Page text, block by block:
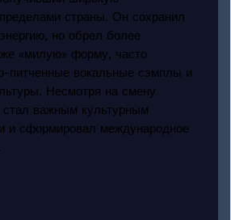
страны. Он сохранил
но обрел более
«милую» форму, часто
питченные вокальные сэмплы и
Несмотря на смену
важным культурным
и сформировал международное